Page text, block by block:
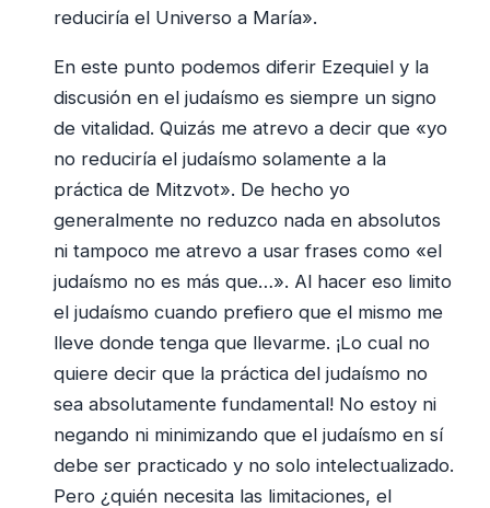
reduciría el Universo a María».
En este punto podemos diferir Ezequiel y la
discusión en el judaísmo es siempre un signo
de vitalidad. Quizás me atrevo a decir que «yo
no reduciría el judaísmo solamente a la
práctica de Mitzvot». De hecho yo
generalmente no reduzco nada en absolutos
ni tampoco me atrevo a usar frases como «el
judaísmo no es más que…». Al hacer eso limito
el judaísmo cuando prefiero que el mismo me
lleve donde tenga que llevarme. ¡Lo cual no
quiere decir que la práctica del judaísmo no
sea absolutamente fundamental! No estoy ni
negando ni minimizando que el judaísmo en sí
debe ser practicado y no solo intelectualizado.
Pero ¿quién necesita las limitaciones, el